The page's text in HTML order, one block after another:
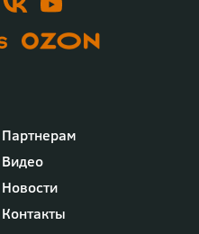
Партнерам
Видео
Новости
Контакты